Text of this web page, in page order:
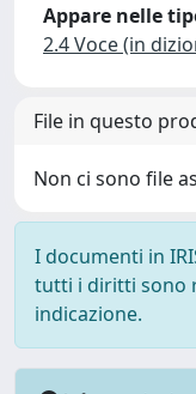
Appare nelle
2.4 Voce (in
File in questo
Non ci sono file
I documenti in
tutti i diritti sono
indicazione.